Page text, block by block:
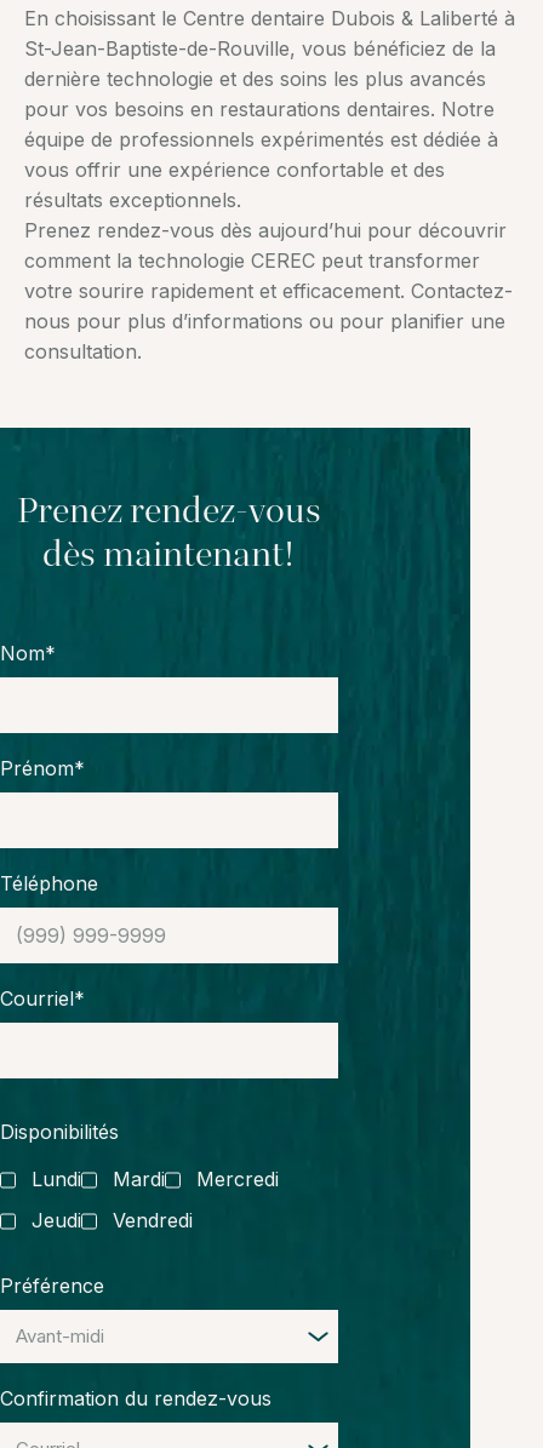
En choisissant le Centre dentaire Dubois & Laliberté à
St-Jean-Baptiste-de-Rouville, vous bénéficiez de la
dernière technologie et des soins les plus avancés
pour vos besoins en restaurations dentaires. Notre
équipe de professionnels expérimentés est dédiée à
vous offrir une expérience confortable et des
résultats exceptionnels.
Prenez rendez-vous dès aujourd’hui pour découvrir
comment la technologie CEREC peut transformer
votre sourire rapidement et efficacement. Contactez-
nous pour plus d’informations ou pour planifier une
consultation.
Prenez rendez-vous
dès maintenant!
Nom*
Prénom*
Téléphone
Courriel*
Disponibilités
Lundi
Mardi
Mercredi
Jeudi
Vendredi
Préférence
Confirmation du rendez-vous